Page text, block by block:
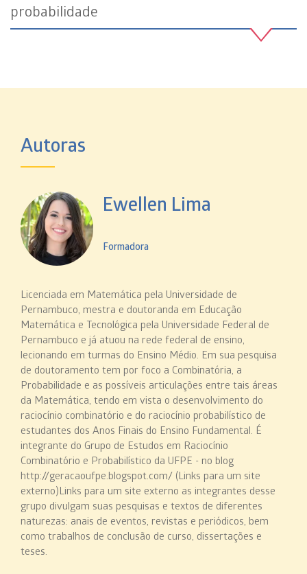
probabilidade
Autoras
Ewellen Lima
Formadora
Licenciada em Matemática pela Universidade de
Pernambuco, mestra e doutoranda em Educação
Matemática e Tecnológica pela Universidade Federal de
Pernambuco e já atuou na rede federal de ensino,
lecionando em turmas do Ensino Médio. Em sua pesquisa
de doutoramento tem por foco a Combinatória, a
Probabilidade e as possíveis articulações entre tais áreas
da Matemática, tendo em vista o desenvolvimento do
raciocínio combinatório e do raciocínio probabilístico de
estudantes dos Anos Finais do Ensino Fundamental. É
integrante do Grupo de Estudos em Raciocínio
Combinatório e Probabilístico da UFPE - no blog
http://geracaoufpe.blogspot.com/ (Links para um site
externo)Links para um site externo as integrantes desse
grupo divulgam suas pesquisas e textos de diferentes
naturezas: anais de eventos, revistas e periódicos, bem
como trabalhos de conclusão de curso, dissertações e
teses.